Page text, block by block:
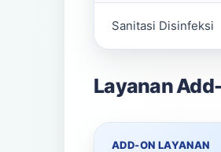
Sanitasi Disinfeksi
Layanan
ADD-ON LAYANAN